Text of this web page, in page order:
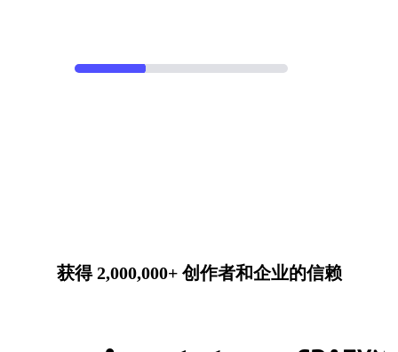
获得 2,000,000+ 创作者和企业的信赖